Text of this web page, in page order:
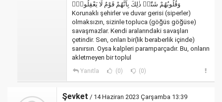
وَقُلُوبُهُمْ شَتّٰىۜ ذٰلِكَ بِاَنَّهُمْ قَوْمٌ لَا يَعْقِلُونَۚ
Korunaklı şehirler ve duvar gerisi (siperler)
olmaksızın, sizinle topluca (göğüs göğüse)
savaşmazlar. Kendi aralarındaki savaşları
çetindir. Sen, onları bir(lik beraberlik içinde)
sanırsın. Oysa kalpleri paramparçadır. Bu, onların
akletmeyen bir toplul
Yanıtla (0) (0)
Şevket / 14 Haziran 2023 Çarşamba 13:39